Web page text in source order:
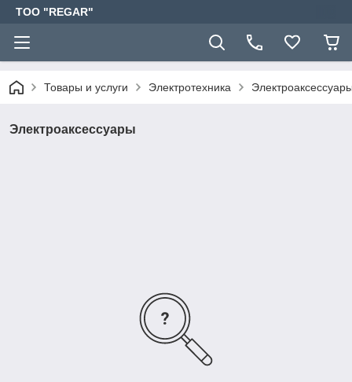
TOO "REGAR"
Товары и услуги Электротехника
Электроаксессуары